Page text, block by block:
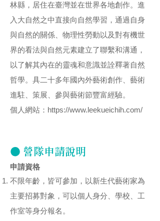
林縣，居住在臺灣並在世界各地創作。進
入大自然之中直接向自然學習，通過自身
與自然的關係、物理性勞動以及對有機世
界的看法與自然元素建立了聯繫和溝通，
以了解其內在的靈魂和意識並詮釋著自然
哲學。具二十多年國內外藝術創作、藝術
進駐、策展、參與藝術節豐富經驗。
個人網站： https://www.leekueichih.com/
● 營隊申請說明
申請資格
不限年齡，皆可參加，以新生代藝術家為
主要招募對象，可以個人身分、學校、工
作室等身分報名。